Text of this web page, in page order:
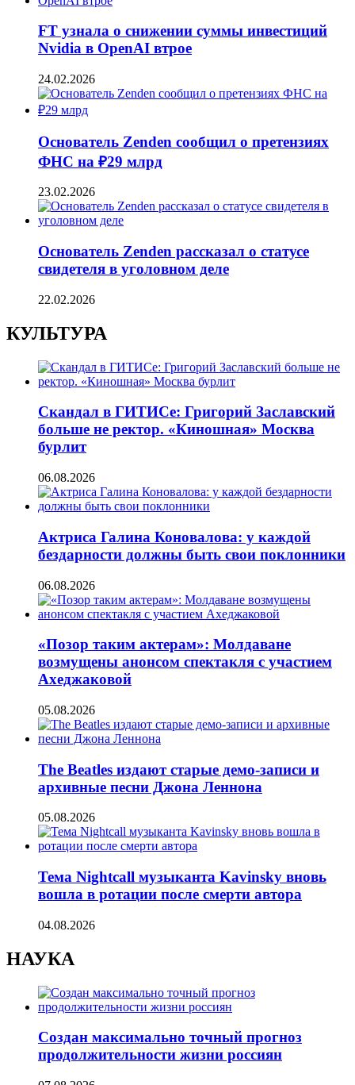
FT узнала о снижении суммы инвестиций
Nvidia в OpenAI втрое
24.02.2026
Основатель Zenden сообщил о претензиях
ФНС на ₽29 млрд
23.02.2026
Основатель Zenden рассказал о статусе
свидетеля в уголовном деле
22.02.2026
КУЛЬТУРА
Скандал в ГИТИСе: Григорий Заславский
больше не ректор. «Киношная» Москва
бурлит
06.08.2026
Актриса Галина Коновалова: у каждой
бездарности должны быть свои поклонники
06.08.2026
«Позор таким актерам»: Молдаване
возмущены анонсом спектакля с участием
Ахеджаковой
05.08.2026
The Beatles издают старые демо-записи и
архивные песни Джона Леннона
05.08.2026
Тема Nightcall музыканта Kavinsky вновь
вошла в ротации после смерти автора
04.08.2026
НАУКА
Создан максимально точный прогноз
продолжительности жизни россиян